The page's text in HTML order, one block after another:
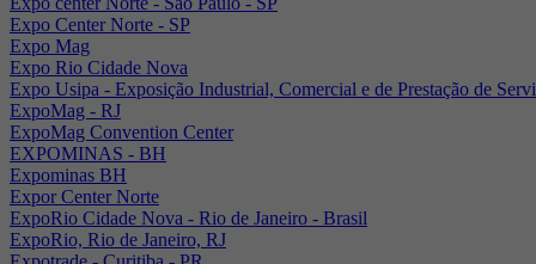
Expo Center Norte - SP
Expo Mag
Expo Rio Cidade Nova
Expo Usipa - Exposição Industrial, Comercial e de Prestação de
ExpoMag - RJ
ExpoMag Convention Center
EXPOMINAS - BH
Expominas BH
Expor Center Norte
ExpoRio Cidade Nova - Rio de Janeiro - Brasil
ExpoRio, Rio de Janeiro, RJ